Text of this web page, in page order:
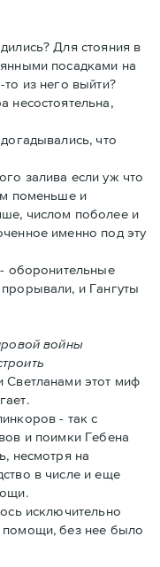
Для стояния в
посадками на
из него выйти?
несостоятельна,
что
залива если уж что
поменьше и
числом поболее и
именно под эту
оборонительные
и Гангуты
войны
Светланами этот миф
- так с
и поимки Гебена
несмотря на
в числе и еще
исключительно
помощи, без нее было